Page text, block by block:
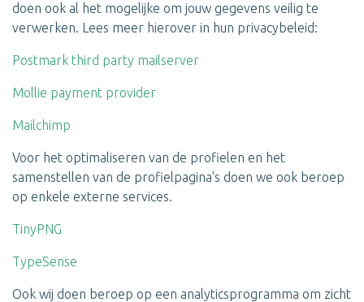
doen ook al het mogelijke om jouw gegevens veilig te
verwerken. Lees meer hierover in hun privacybeleid:
Postmark third party mailserver
Mollie payment provider
Mailchimp
Voor het optimaliseren van de profielen en het
samenstellen van de profielpagina's doen we ook beroep
op enkele externe services.
TinyPNG
TypeSense
Ook wij doen beroep op een analyticsprogramma om zicht